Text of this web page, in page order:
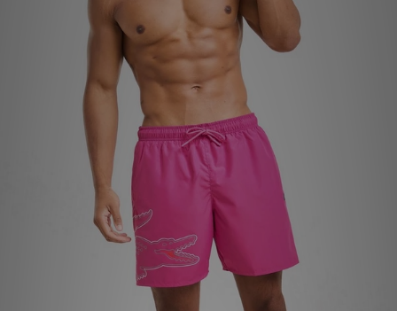
Download JD app'en
Mine beskeder
Hjælp & information